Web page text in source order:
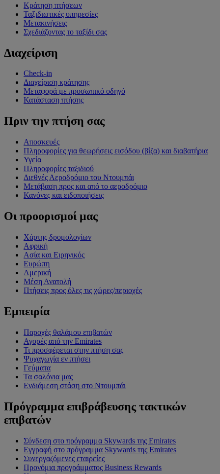
Κράτηση πτήσεων
Ταξιδιωτικές υπηρεσίες
Μετακινήσεις
Σχεδιάζοντας το ταξίδι σας
Διαχείριση
Check-in
Διαχείριση κράτησης
Μεταφορά με προσωπικό οδηγό
Κατάσταση πτήσης
Πριν την πτήση σας
Αποσκευές
Πληροφορίες για θεωρήσεις εισόδου (βίζα) και διαβατήρια
Υγεία
Πληροφορίες ταξιδιού
Διεθνές Αεροδρόμιο του Ντουμπάι
Μετάβαση προς και από το αεροδρόμιο
Κανόνες και ειδοποιήσεις
Οι προορισμοί μας
Χάρτης δρομολογίων
Αφρική
Ασία και Ειρηνικός
Ευρώπη
Αμερική
Μέση Ανατολή
Πτήσεις προς όλες τις χώρες/περιοχές
Εμπειρία
Παροχές θαλάμου επιβατών
Αγορές από την Emirates
Τι προσφέρεται στην πτήση σας
Ψυχαγωγία εν πτήσει
Γεύματα
Τα σαλόνια μας
Ενδιάμεση στάση στο Ντουμπάι
Πρόγραμμα επιβράβευσης τακτικών
επιβατών
Σύνδεση στο πρόγραμμα Skywards της Emirates
Εγγραφή στο πρόγραμμα Skywards της Emirates
Συνεργαζόμενες εταιρείες
Προνόμια προγράμματος Business Rewards